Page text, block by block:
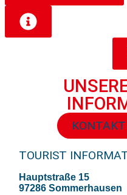
TOURIST
Hauptstraße 15
97286 Sommerhausen